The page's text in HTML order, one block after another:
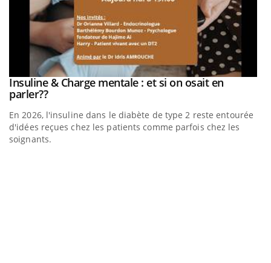
Youtube
Insuline & Charge mentale : et si on osait en
parler??Youtube
En 2026, l'insuline dans le diabète de type 2 reste entourée
d'idées reçues chez les patients comme parfois chez les
soignants.